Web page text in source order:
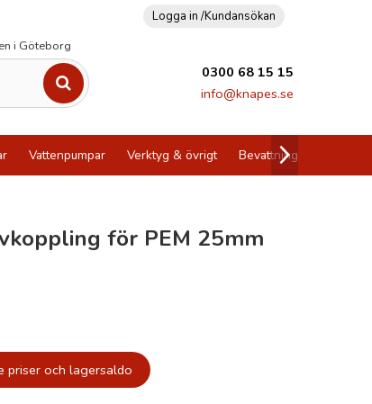
Logga in /Kundansökan
i Göteborg
0300 68 15 15
info@knapes.se
Vattenpumpar Verktyg & övrigt Bevattning
för PEM 25mm
och lagersaldo